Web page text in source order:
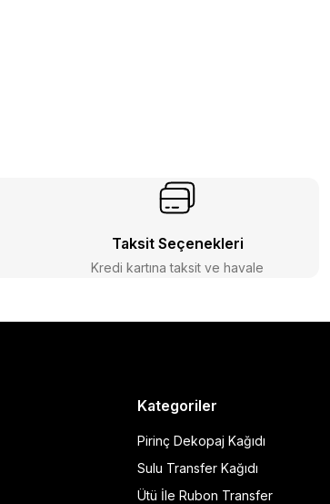
Taksit Seçenekleri
Kredi kartına taksit ve havale
Kategoriler
Pirinç Dekopaj Kağıdı
Sulu Transfer Kağıdı
Ütü İle Rubon Transfer